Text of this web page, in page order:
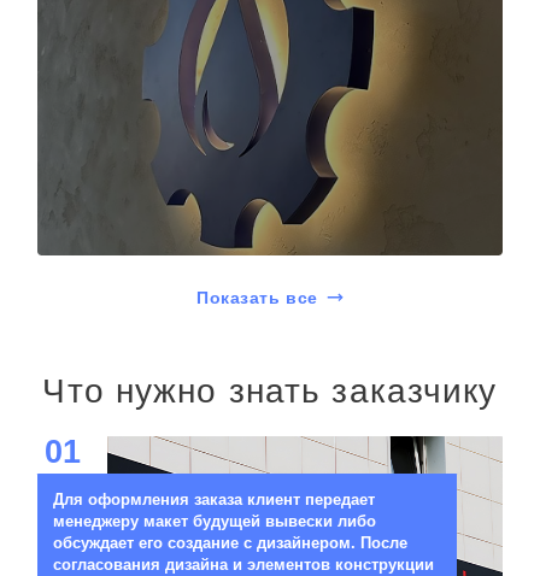
Показать все
Что нужно знать заказчику
01
Для оформления заказа клиент передает
менеджеру макет будущей вывески либо
обсуждает его создание с дизайнером. После
согласования дизайна и элементов конструкции